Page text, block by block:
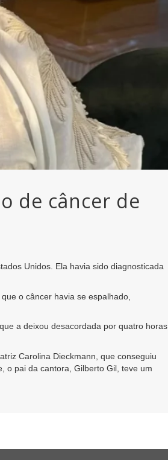
de câncer de
Unidos. Ela havia sido diagnosticada
o câncer havia se espalhado,
a deixou desacordada por quatro horas
Carolina Dieckmann, que conseguiu
o pai da cantora, Gilberto Gil, teve um